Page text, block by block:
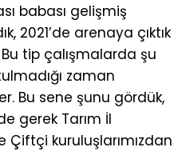
babası gelişmiş
2021’de arenaya çıktık
Bu tip çalışmalarda şu
zaman
Bu sene şunu gördük,
gerek Tarım İl
Çiftçi kuruluşlarımızdan